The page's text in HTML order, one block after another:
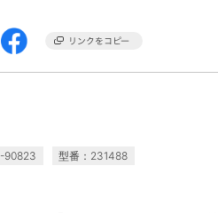
90823 型番：231488